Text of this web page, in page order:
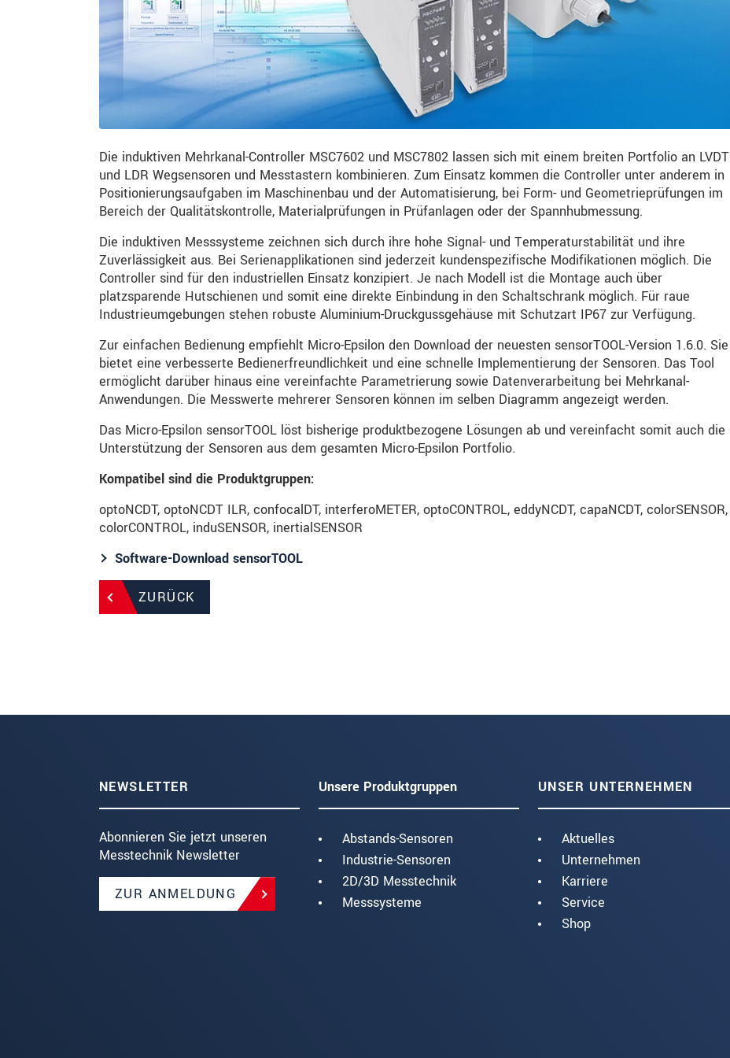
Die induktiven Mehrkanal-Controller MSC7602 und MSC7802 lassen sich mit einem breiten Portfolio an LVDT
und LDR Wegsensoren und Messtastern kombinieren. Zum Einsatz kommen die Controller unter anderem in
Positionierungsaufgaben im Maschinenbau und der Automatisierung, bei Form- und Geometrieprüfungen im
Bereich der Qualitätskontrolle, Materialprüfungen in Prüfanlagen oder der Spannhubmessung.
Die induktiven Messsysteme zeichnen sich durch ihre hohe Signal- und Temperaturstabilität und ihre
Zuverlässigkeit aus. Bei Serienapplikationen sind jederzeit kundenspezifische Modifikationen möglich. Die
Controller sind für den industriellen Einsatz konzipiert. Je nach Modell ist die Montage auch über
platzsparende Hutschienen und somit eine direkte Einbindung in den Schaltschrank möglich. Für raue
Industrieumgebungen stehen robuste Aluminium-Druckgussgehäuse mit Schutzart IP67 zur Verfügung.
Zur einfachen Bedienung empfiehlt Micro-Epsilon den Download der neuesten sensorTOOL-Version 1.6.0. Sie
bietet eine verbesserte Bedienerfreundlichkeit und eine schnelle Implementierung der Sensoren. Das Tool
ermöglicht darüber hinaus eine vereinfachte Parametrierung sowie Datenverarbeitung bei Mehrkanal-
Anwendungen. Die Messwerte mehrerer Sensoren können im selben Diagramm angezeigt werden.
Das Micro-Epsilon sensorTOOL löst bisherige produktbezogene Lösungen ab und vereinfacht somit auch die
Unterstützung der Sensoren aus dem gesamten Micro-Epsilon Portfolio.
Kompatibel sind die Produktgruppen:
optoNCDT, optoNCDT ILR, confocalDT, interferoMETER, optoCONTROL, eddyNCDT, capaNCDT, colorSENSOR,
colorCONTROL, induSENSOR, inertialSENSOR
Software-Download sensorTOOL
ZURÜCK
NEWSLETTER
Abonnieren Sie jetzt unseren
Messtechnik Newsletter
ZUR ANMELDUNG
Unsere Produktgruppen
Abstands-Sensoren
Industrie-Sensoren
2D/3D Messtechnik
Messsysteme
UNSER UNTERNEHMEN
Aktuelles
Unternehmen
Karriere
Service
Shop